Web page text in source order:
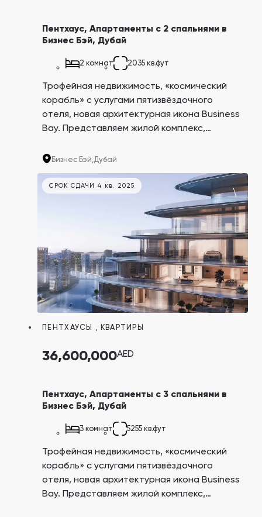
Пентхаус, Апартаменты с 2 спальнями в
Бизнес Бэй, Дубай
2 комнат 2035 кв.фут
Трофейная недвижимость, «космический
корабль» с услугами пятизвёздочного
отеля, новая архитектурная икона Business
Bay. Представляем жилой комплекс,
автопроизводителем Bugatti, машины
Бизнес Бэй, Дубай
СРОК СДАЧИ 4 кв. 2025
ПЕНТХАУСЫ , КВАРТИРЫ
36,600,000AED
Пентхаус, Апартаменты с 3 спальнями в
Бизнес Бэй, Дубай
3 комнат 5255 кв.фут
Трофейная недвижимость, «космический
корабль» с услугами пятизвёздочного
отеля, новая архитектурная икона Business
Bay. Представляем жилой комплекс,